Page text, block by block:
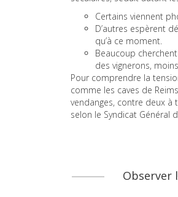
Certains viennent
D’autres espèrent
qu’à ce moment.
Beaucoup
des vignerons,
Pour comprendre la
comme les caves de
vendanges, contre deux à
selon le Syndicat Général
Observer